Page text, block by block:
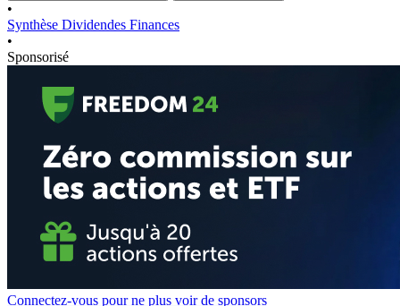
•
Synthèse Dividendes Finances
•
Sponsorisé
Connectez-vous pour ne plus voir de sponsors